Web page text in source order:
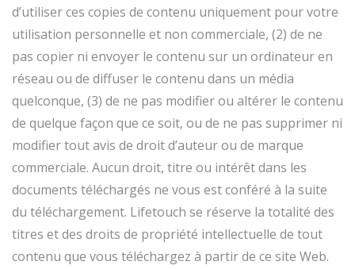
d’utiliser ces copies de contenu uniquement pour votre
utilisation personnelle et non commerciale, (2) de ne
pas copier ni envoyer le contenu sur un ordinateur en
réseau ou de diffuser le contenu dans un média
quelconque, (3) de ne pas modifier ou altérer le contenu
de quelque façon que ce soit, ou de ne pas supprimer ni
modifier tout avis de droit d’auteur ou de marque
commerciale. Aucun droit, titre ou intérêt dans les
documents téléchargés ne vous est conféré à la suite
du téléchargement. Lifetouch se réserve la totalité des
titres et des droits de propriété intellectuelle de tout
contenu que vous téléchargez à partir de ce site Web.